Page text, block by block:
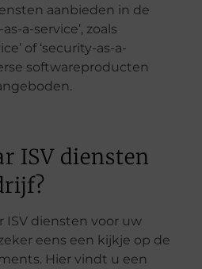
aanbieden in de
a-service’, zoals
of ‘security-as-a-
softwareproducten
ISV diensten
ISV diensten voor uw
eens een kijkje op de
Hier vindt u een